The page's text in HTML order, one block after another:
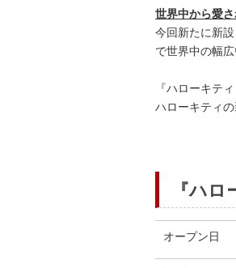
世界中から愛
今回新たに新
で世界中の幅
『ハローキテ
ハローキティ
『ハ
オープン日